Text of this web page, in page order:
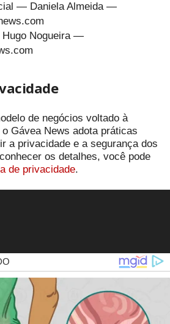
— Daniela Almeida —
Nogueira —
de negócios voltado à
Gávea News adota práticas
a privacidade e a segurança dos
os detalhes, você pode
de privacidade.